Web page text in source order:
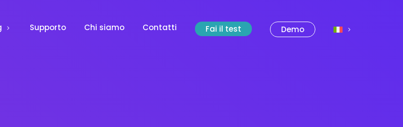
Supporto Chi siamo Contatti Fai il test Demo